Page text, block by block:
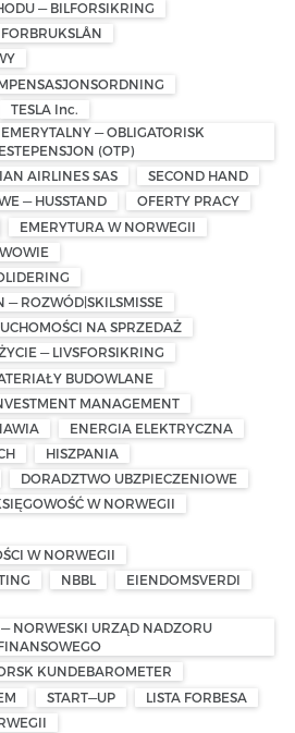
— BILFORSIKRING
TESLA Inc.
— OBLIGATORISK
(OTP)
AIRLINES SAS
SECOND HAND
— HUSSTAND
OFERTY PRACY
EMERYTURA W NORWEGII
— ROZWÓD|SKILSMISSE
NA SPRZEDAŻ
— LIVSFORSIKRING
BUDOWLANE
MANAGEMENT
ENERGIA ELEKTRYCZNA
HISZPANIA
DORADZTWO UBZPIECZENIOWE
W NORWEGII
W NORWEGII
NBBL
EIENDOMSVERDI
NORWESKI URZĄD NADZORU
KUNDEBAROMETER
START—UP
LISTA FORBESA